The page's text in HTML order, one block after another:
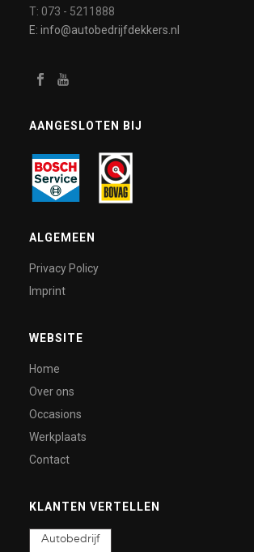
T: 073 - 5211888
E: info@autobedrijfdekkers.nl
AANGESLOTEN BIJ
ALGEMEEN
Privacy Policy
Imprint
WEBSITE
Home
Over ons
Occasions
Werkplaats
Contact
KLANTEN VERTELLEN
Autobedrijf